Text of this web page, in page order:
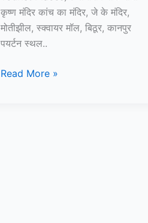
कृष्ण मंदिर कांच का मंदिर, जे के मंदिर,
मोतीझील, स्क्वायर मॉल, बिठूर, कानपुर
पयर्टन स्थल..
15+
Read More »